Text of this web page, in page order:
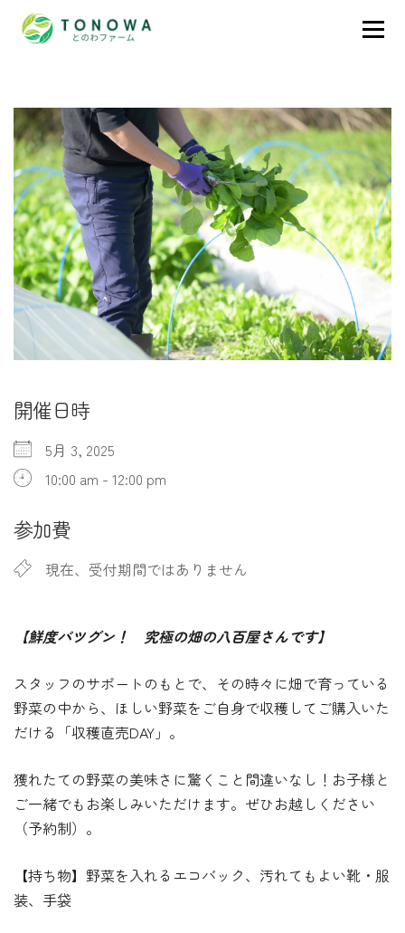
メニュー
オンラインショップ
ニュース イベント
アクセス お問い合わせ
開催日時
5月 3, 2025
10:00 am - 12:00 pm
参加費
現在、受付期間ではありません
【鮮度バツグン！ 究極の畑の八百屋さんです】
スタッフのサポートのもとで、その時々に畑で育っている
野菜の中から、ほしい野菜をご自身で収穫してご購入いた
だける「収穫直売DAY」。
獲れたての野菜の美味さに驚くこと間違いなし！お子様と
ご一緒でもお楽しみいただけます。ぜひお越しください
（予約制）。
【持ち物】野菜を入れるエコバック、汚れてもよい靴・服
装、手袋